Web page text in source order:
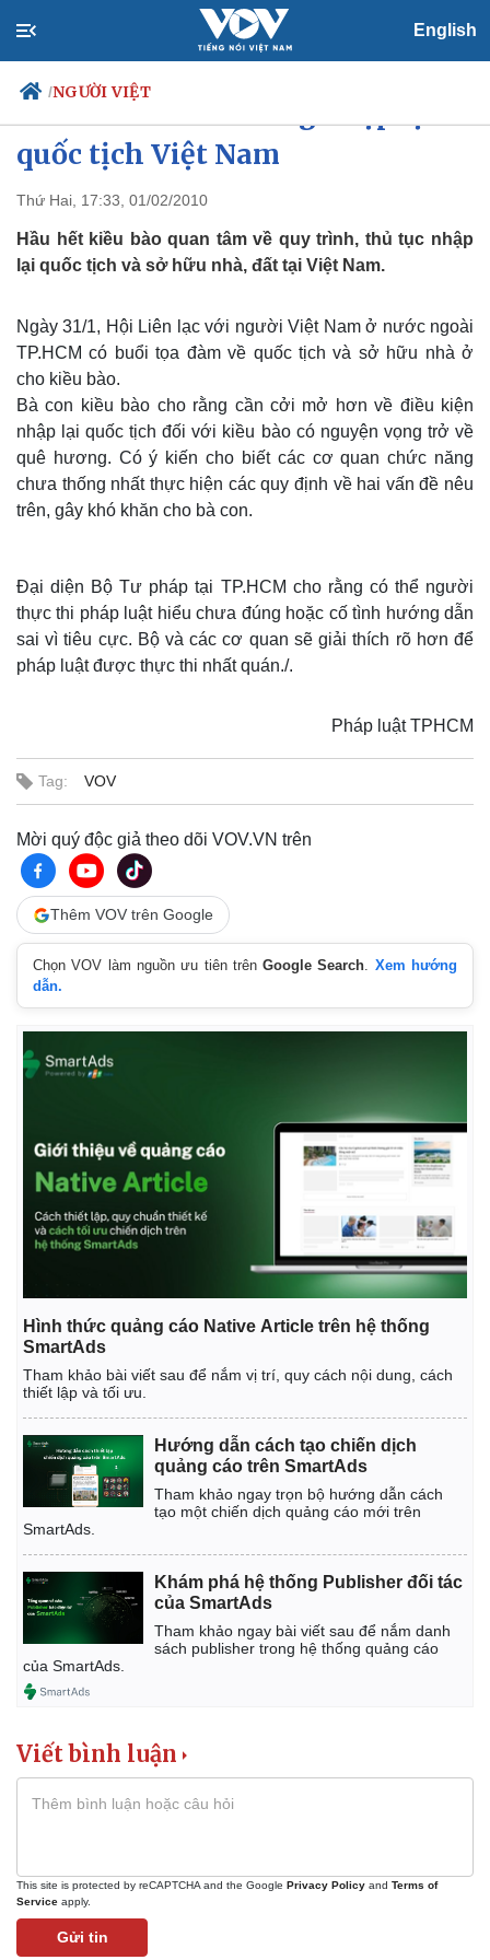
English
/NGƯỜI VIỆT
Chính trị
Đảng
Tổ chức nhân sự
Tin 24h
Dự báo thời tiết
Việc làm
Biển đảo
Thế giới
Quan sát
Cuộc sống đó đây
Hồ sơ
Multimedia
Ảnh
E-Magazine
Thị trường
Tỷ giá
Giá cà phê
Pháp luật
Vụ án
quốc tịch Việt Nam
Thứ Hai, 17:33, 01/02/2010
Hầu hết kiều bào quan tâm về quy trình, thủ tục nhập
lại quốc tịch và sở hữu nhà, đất tại Việt Nam.
Ngày 31/1, Hội Liên lạc với người Việt Nam ở nước ngoài
TP.HCM có buổi tọa đàm về quốc tịch và sở hữu nhà ở
cho kiều bào.
Bà con kiều bào cho rằng cần cởi mở hơn về điều kiện
nhập lại quốc tịch đối với kiều bào có nguyện vọng trở về
quê hương. Có ý kiến cho biết các cơ quan chức năng
chưa thống nhất thực hiện các quy định về hai vấn đề nêu
trên, gây khó khăn cho bà con.
Đại diện Bộ Tư pháp tại TP.HCM cho rằng có thể người
thực thi pháp luật hiểu chưa đúng hoặc cố tình hướng dẫn
sai vì tiêu cực. Bộ và các cơ quan sẽ giải thích rõ hơn để
pháp luật được thực thi nhất quán./.
Pháp luật TPHCM
Tag: VOV
Mời quý độc giả theo dõi VOV.VN trên
Thêm VOV trên Google
Chọn VOV làm nguồn ưu tiên trênGoogle Search. Xem hướng
dẫn.
Hình thức quảng cáo Native Article trên hệ thống
SmartAds
Tham khảo bài viết sau để nắm vị trí, quy cách nội dung, cách
thiết lập và tối ưu.
Hướng dẫn cách tạo chiến dịch
quảng cáo trên SmartAds
Tham khảo ngay trọn bộ hướng dẫn cách
tạo một chiến dịch quảng cáo mới trên
SmartAds.
Khám phá hệ thống Publisher đối tác
của SmartAds
Tham khảo ngay bài viết sau để nắm danh
sách publisher trong hệ thống quảng cáo
của SmartAds.
Viết bình luận
This site is protected by reCAPTCHA and the Google Privacy Policy and Terms of
Service apply.
Gửi tin